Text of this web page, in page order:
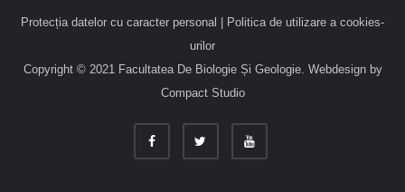
Protecția datelor cu caracter personal
Politica de utilizare a cookies-
urilor
Copyright © 2021 Facultatea De Biologie Și Geologie. Webdesign by
Compact Studio